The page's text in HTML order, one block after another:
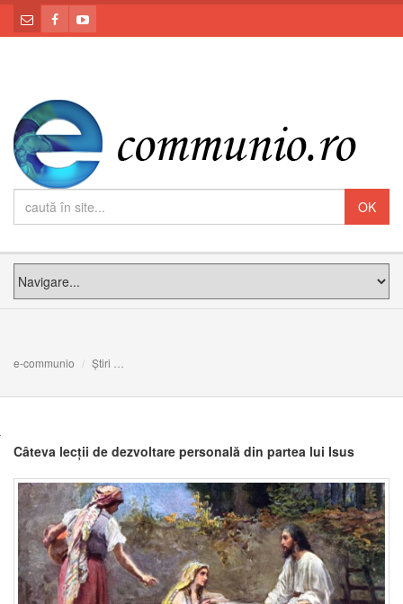
e-communio Știri
Câteva lecții de dezvoltare personală din partea lui Isus